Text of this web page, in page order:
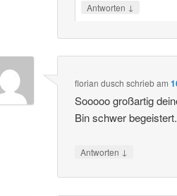
Antworten ↓
florian dusch schriebam
Sooooo großartig
Bin schwer begeistert.
Antworten ↓